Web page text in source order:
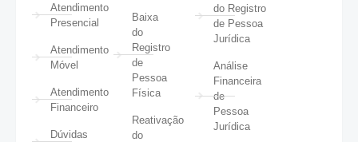
Atendimento
Presencial
Atendimento
Móvel
Atendimento
Financeiro
Dúvidas
Baixa
do
Registro
de
Pessoa
Física
Reativação
do
do Registro
de Pessoa
Jurídica
Análise
Financeira
de
Pessoa
Jurídica